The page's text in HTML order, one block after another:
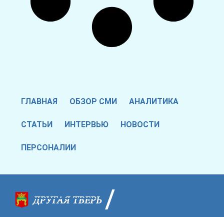
ГЛАВНАЯ ОБЗОР СМИ АНАЛИТИКА
СТАТЬИ ИНТЕРВЬЮ НОВОСТИ
ПЕРСОНАЛИИ